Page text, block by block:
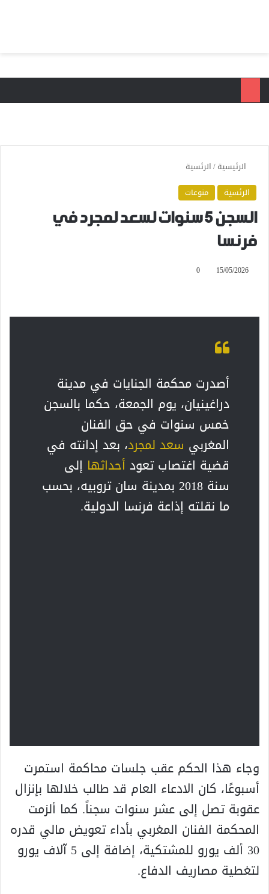
الرئيسية/الرئسية
الرئسية
منوعات
السجن 5 سنوات لسعد لمجرد في
فرنسا
15/05/2026
0
أصدرت محكمة الجنايات في مدينة
دراغينيان، يوم الجمعة، حكما بالسجن
خمس سنوات في حق الفنان
المغربي سعد لمجرد، بعد إدانته في
قضية اغتصاب تعود أحداثها إلى
سنة 2018 بمدينة سان تروبيه، بحسب
ما نقلته إذاعة فرنسا الدولية.
وجاء هذا الحكم عقب جلسات محاكمة استمرت
أسبوعًا، كان الادعاء العام قد طالب خلالها بإنزال
عقوبة تصل إلى عشر سنوات سجناً. كما ألزمت
المحكمة الفنان المغربي بأداء تعويض مالي قدره
30 ألف يورو للمشتكية، إضافة إلى 5 آلاف يورو
لتغطية مصاريف الدفاع.